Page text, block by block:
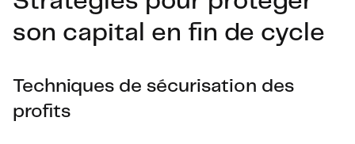
son capital en fin de cycle
Techniques de sécurisation des
profits